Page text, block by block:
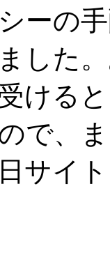
ーの
した
ける
で、
サイ